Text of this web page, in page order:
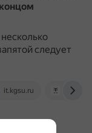
концом
следует
it.kgsu.ru otus.ru